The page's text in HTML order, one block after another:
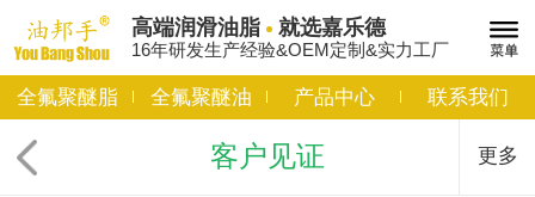
高端润滑油脂 就选嘉乐德
16年研发生产经验&OEM定制&实力工厂
全氟聚醚脂 全氟聚醚油 产品中心 联系我们
客户见证 更多